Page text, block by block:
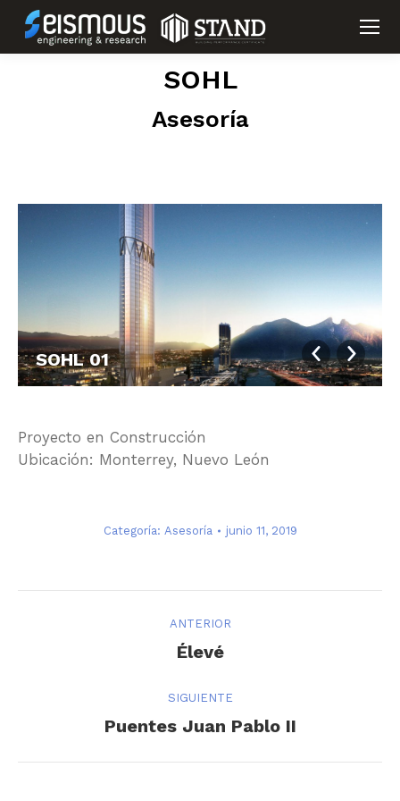
SOHL
Asesoría
SOHL 01
Proyecto en Construcción
Ubicación: Monterrey, Nuevo León
Categoría: Asesoría junio 11, 2019
ANTERIOR
Álbum
Élevé
SIGUIENTE
Álbum
Puentes Juan Pablo II